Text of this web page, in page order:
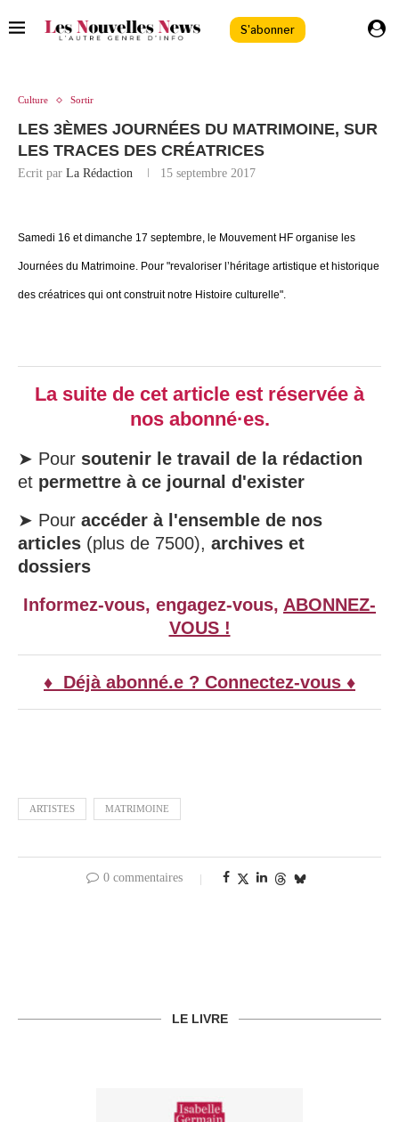
S'abonner
Culture Sortir
LES 3ÈMES JOURNÉES DU MATRIMOINE, SUR
LES TRACES DES CRÉATRICES
Ecrit par La Rédaction 15 septembre 2017
Samedi 16 et dimanche 17 septembre, le Mouvement HF organise les
Journées du Matrimoine. Pour "revaloriser l’héritage artistique et historique
des créatrices qui ont construit notre Histoire culturelle".
La suite de cet article est réservée à
nos abonné·es.
➤ Pour soutenir le travail de la rédaction
et permettre à ce journal d'exister
➤ Pour accéder à l'ensemble de nos
articles (plus de 7500), archives et
dossiers
Informez-vous, engagez-vous, ABONNEZ-
VOUS !
♦ Déjà abonné.e ? Connectez-vous ♦
ARTISTES MATRIMOINE
0 commentaires
LE LIVRE